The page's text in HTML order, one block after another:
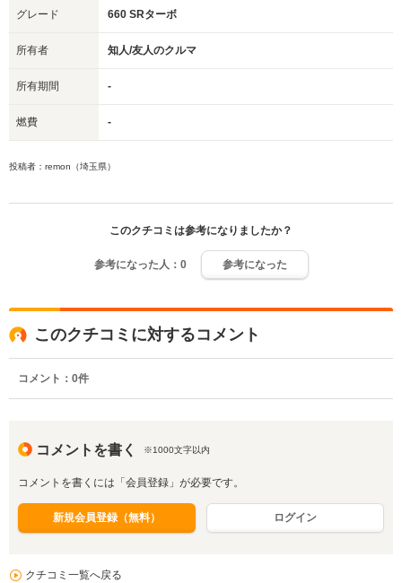
グレード 660 SRターボ
所有者 知人/友人のクルマ
所有期間 -
燃費 -
投稿者：remon（埼玉県）
このクチコミは参考になりましたか？
参考になった人： 0 参考になった
このクチコミに対するコメント
コメント： 0件
コメントを書く ※1000文字以内
コメントを書くには「会員登録」が必要です。
新規会員登録（無料） ログイン
クチコミ一覧へ戻る